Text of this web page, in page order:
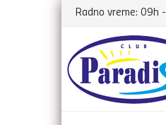
Radno vreme: